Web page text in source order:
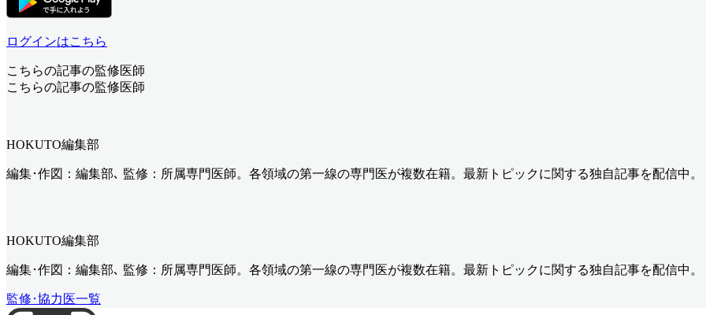
ログインはこちら
こちらの記事の監修医師
こちらの記事の監修医師
HOKUTO編集部
編集･作図：編集部､ 監修：所属専門医師。各領域の第一線の専門医が複数在籍。最新トピックに関する独自記事を配信中。
HOKUTO編集部
編集･作図：編集部､ 監修：所属専門医師。各領域の第一線の専門医が複数在籍。最新トピックに関する独自記事を配信中。
監修･協力医一覧